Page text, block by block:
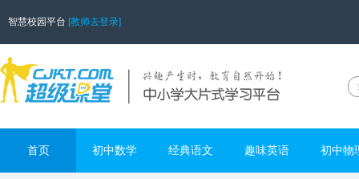
智慧校园平台 [教师去登录]
首页 初中数学 经典语文 趣味英语 初中物